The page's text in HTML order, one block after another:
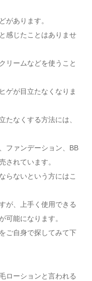
があります。
感じたことはありませ
リームなどを使うこと
ゲが目立たなくなりま
たなくする方法には、
ファンデーション、BB
されています。
らないという方にはこ
が、上手く使用できる
可能になります。
ご自身で探してみて下
ローションと言われる